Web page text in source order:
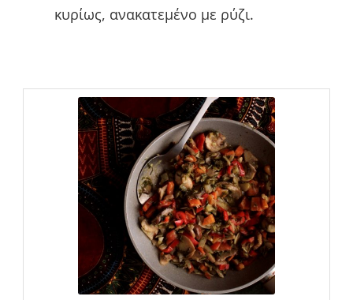
κυρίως, ανακατεμένο με ρύζι.